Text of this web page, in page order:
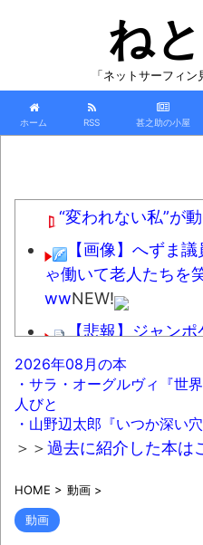
ね
「ネットサーフィン
ホーム RSS 甚之助の小屋
“変われない私”が
【画像】へずま
ゃ働いて老人たちを
wwNEW!
【悲報】ジャン
の翌日にInstagram
すぎた！」 NEW!
【動画】急病人
しな事故が撮影され
ぎて揚げ物が消えて
2026年08月の本
・サラ・オーグルヴィ『世
人びと
・山野辺太郎『いつか深い
＞＞過去に紹介した本は
HOME > 動画 >
動画